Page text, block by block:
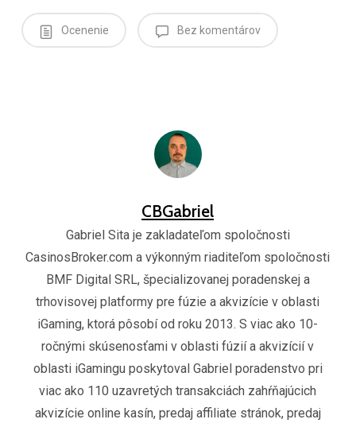
Ocenenie Bez komentárov
CBGabriel
Gabriel Sita je zakladateľom spoločnosti
CasinosBroker.com a výkonným riaditeľom spoločnosti
BMF Digital SRL, špecializovanej poradenskej a
trhovisovej platformy pre fúzie a akvizície v oblasti
iGaming, ktorá pôsobí od roku 2013. S viac ako 10-
ročnými skúsenosťami v oblasti fúzií a akvizícií v
oblasti iGamingu poskytoval Gabriel poradenstvo pri
viac ako 110 uzavretých transakciách zahŕňajúcich
akvizície online kasín, predaj affiliate stránok, predaj